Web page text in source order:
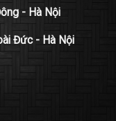
- Hà Nội
Đức - Hà Nội